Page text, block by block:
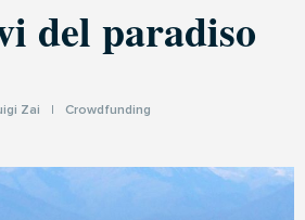
del paradiso
Zai Crowdfunding